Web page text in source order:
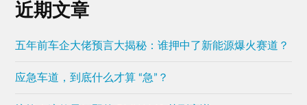
近期文章
五年前车企大佬预言大揭秘：谁押中了新能源爆火赛道？
应急车道，到底什么才算 “急”？